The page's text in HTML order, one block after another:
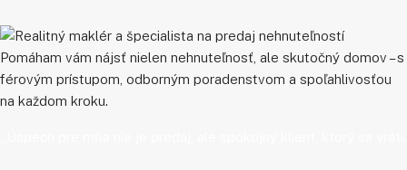
Pomáham vám nájsť nielen nehnuteľnosť, ale skutočný domov – s
férovým prístupom, odborným poradenstvom a spoľahlivosťou
na každom kroku.